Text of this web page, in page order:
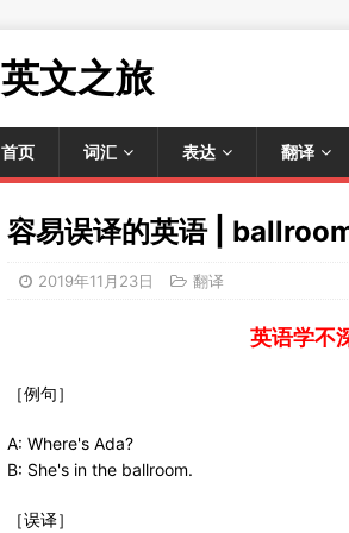
英文之旅
首页 词汇 表达 翻译
容易误译的英语 |
2019年11月23日 翻译
英语学不
［例句］
A: Where's Ada?
B: She's in the ballroom.
［误译］